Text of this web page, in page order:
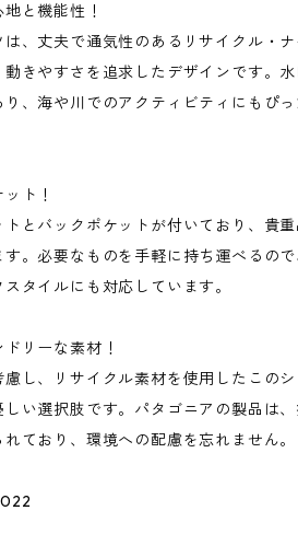
と機能性！
、丈夫で通気性のあるリサイクル・
きやすさを追求したデザインです。
、海や川でのアクティビティにもぴ
ト！
とバックポケットが付いており、貴
。必要なものを手軽に持ち運べるの
タイルにも対応しています。
リーな素材！
し、リサイクル素材を使用したこのシ
い選択肢です。パタゴニアの製品は
ており、環境への配慮を忘れません。